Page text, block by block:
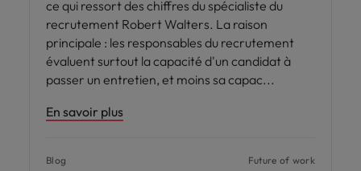
ce qui ressort des chiffres du spécialiste du
recrutement Robert Walters. La raison
principale : les responsables du recrutement
évaluent surtout la capacité d'un candidat à
passer un entretien, et moins sa capac
En savoir plus
Blog Future of work